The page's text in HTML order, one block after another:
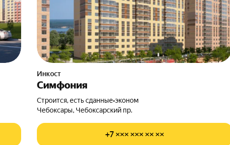
Инкост
Симфония
Строится, есть сданные•эконом
Чебоксары, Чебоксарский пр.
+7 ××× ××× ×× ××